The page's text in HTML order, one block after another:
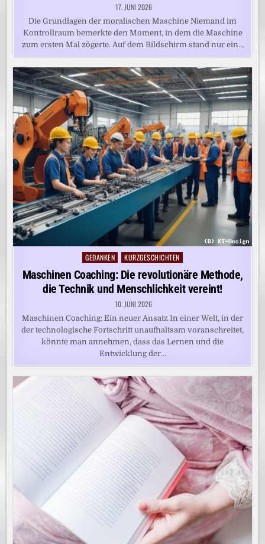
17. JUNI 2026
Die Grundlagen der moralischen Maschine Niemand im
Kontrollraum bemerkte den Moment, in dem die Maschine
zum ersten Mal zögerte. Auf dem Bildschirm stand nur ein…
Posted
GEDANKEN KURZGESCHICHTEN
Maschinen Coaching: Die revolutionäre Methode,
die Technik und Menschlichkeit vereint!
10. JUNI 2026
Maschinen Coaching: Ein neuer Ansatz In einer Welt, in der
der technologische Fortschritt unaufhaltsam voranschreitet,
könnte man annehmen, dass das Lernen und die
Entwicklung der…